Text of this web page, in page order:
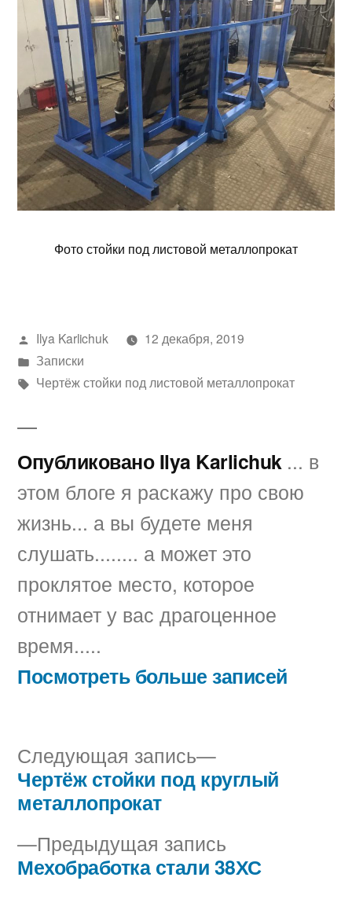
Фото стойки под листовой металлопрокат
Написано
автором
Ilya Karlichuk
12 декабря, 2019
Написано
в
Записки
Метки:
Чертёж стойки под листовой металлопрокат
Опубликовано Ilya Karlichuk ... в
этом блоге я раскажу про свою
жизнь... а вы будете меня
слушать........ а может это
проклятое место, которое
отнимает у вас драгоценное
время.....
Посмотреть больше записей
Навигация
записям
Предыдущая запись
запись:
Мехобработка стали 38ХС
Следующая запись
Следующая
запись:
Чертёж стойки под круглый
металлопрокат